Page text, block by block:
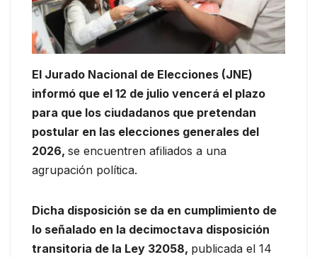
El Jurado Nacional de Elecciones (JNE)
informó que el 12 de julio vencerá el plazo
para que los ciudadanos que pretendan
postular en las elecciones generales del
2026, se encuentren afiliados a una
agrupación política.
Dicha disposición se da en cumplimiento de
lo señalado en la decimoctava disposición
transitoria de la Ley 32058, publicada el 14